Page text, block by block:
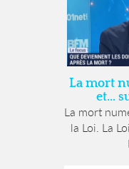
La mort
et…
La mort
la Loi. La